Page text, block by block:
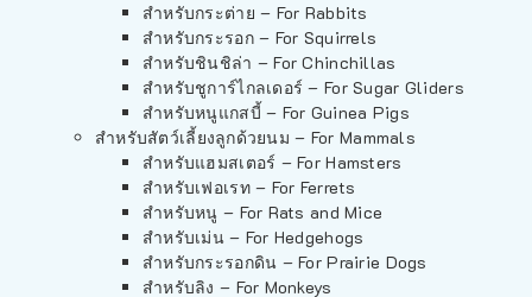
สำหรับกระต่าย – For Rabbits
สำหรับกระรอก – For Squirrels
สำหรับชินชิล่า – For Chinchillas
สำหรับชูการ์ไกลเดอร์ – For Sugar Gliders
สำหรับหนูแกสบี้ – For Guinea Pigs
สำหรับสัตว์เลี้ยงลูกด้วยนม – For Mammals
สำหรับแฮมสเตอร์ – For Hamsters
สำหรับเฟอเรท – For Ferrets
สำหรับหนู – For Rats and Mice
สำหรับเม่น – For Hedgehogs
สำหรับกระรอกดิน – For Prairie Dogs
สำหรับลิง – For Monkeys